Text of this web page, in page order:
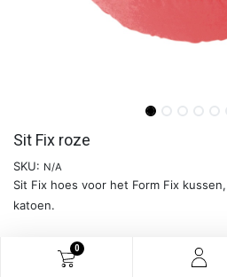
0
Sit Fix roze
SKU: N/A
Sit Fix hoes voor het Form Fix
katoen.
Meer info